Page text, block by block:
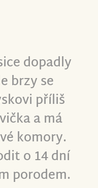
dopadly
brzy se
příliš
a má
komory.
o 14 dní
porodem.